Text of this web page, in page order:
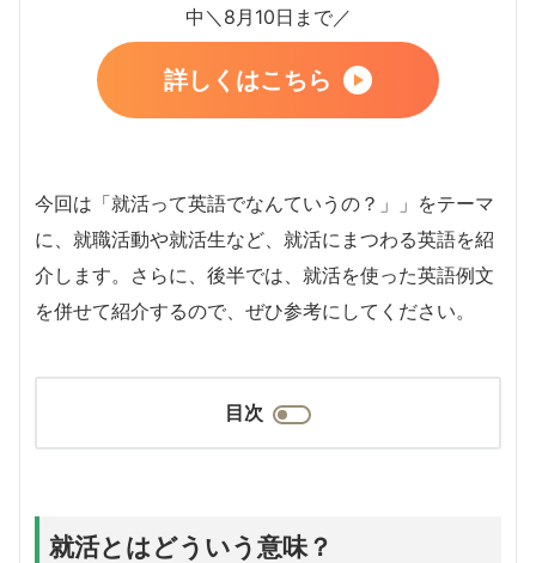
中＼8月10日まで／
詳しくはこちら
今回は「就活って英語でなんていうの？」」をテーマ
に、就職活動や就活生など、就活にまつわる英語を紹
介します。さらに、後半では、就活を使った英語例文
を併せて紹介するので、ぜひ参考にしてください。
目次
就活とはどういう意味？